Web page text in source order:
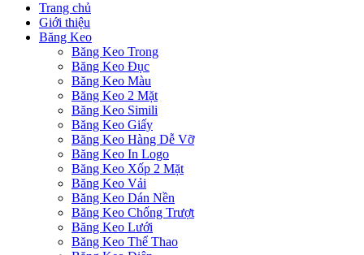
Trang chủ
Giới thiệu
Băng Keo
Băng Keo Trong
Băng Keo Đục
Băng Keo Màu
Băng Keo 2 Mặt
Băng Keo Simili
Băng Keo Giấy
Băng Keo Hàng Dễ Vỡ
Băng Keo In Logo
Băng Keo Xốp 2 Mặt
Băng Keo Vải
Băng Keo Dán Nền
Băng Keo Chống Trượt
Băng Keo Lưới
Băng Keo Thể Thao